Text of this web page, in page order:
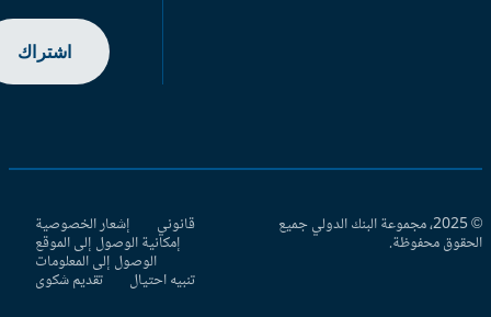
اشتراك
© 2025، مجموعة البنك الدولي جميع
محفوظة.
قانوني إشعار الخصوصية
إمكانية الوصول إلى الموقع
الوصول إلى المعلومات
تنبيه احتيال تقديم شكوى